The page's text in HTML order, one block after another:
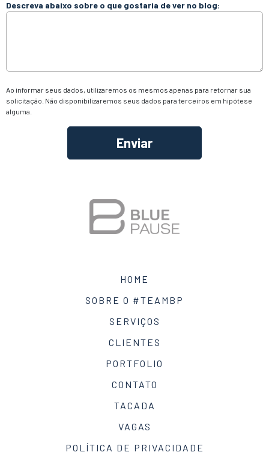
Descreva abaixo sobre o que gostaria de ver no blog:
Ao informar seus dados, utilizaremos os mesmos apenas para retornar sua
solicitação. Não disponibilizaremos seus dados para terceiros em hipótese
alguma.
HOME
SOBRE O #TEAMBP
SERVIÇOS
CLIENTES
PORTFOLIO
CONTATO
TACADA
VAGAS
POLÍTICA DE PRIVACIDADE